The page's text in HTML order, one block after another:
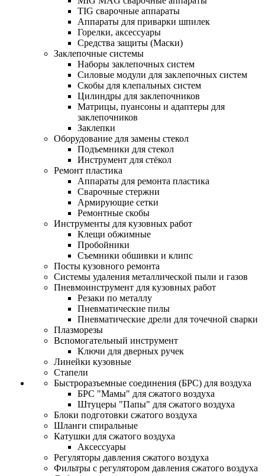
TIG сварочные аппараты
Аппараты для приварки шпилек
Горелки, аксессуары
Средства защиты (Маски)
Заклепочные системы
Наборы заклепочных систем
Силовые модули для заклепочных систем
Скобы для клепальных систем
Цилиндры для заклепочников
Матрицы, пуансоны и адаптеры для
заклепочников
Заклепки
Оборудование для замены стекол
Подъемники для стекол
Инструмент для стёкол
Ремонт пластика
Аппараты для ремонта пластика
Сварочные стержни
Армирующие сетки
Ремонтные скобы
Инструменты для кузовных работ
Клещи обжимные
Пробойники
Съемники обшивки и клипс
Посты кузовного ремонта
Системы удаления металлической пыли и газов
Пневмоинструмент для кузовных работ
Резаки по металлу
Пневматические пилы
Пневматические дрели для точечной сварки
Плазморезы
Вспомогательный инструмент
Ключи для дверных ручек
Линейки кузовные
Стапели
Быстроразъемные соединения (БРС) для воздуха
БРС "Мамы" для сжатого воздуха
Штуцеры "Папы" для сжатого воздуха
Блоки подготовки сжатого воздуха
Шланги спиральные
Катушки для сжатого воздуха
Аксессуары
Регуляторы давления сжатого воздуха
Фильтры с регулятором давления сжатого воздуха